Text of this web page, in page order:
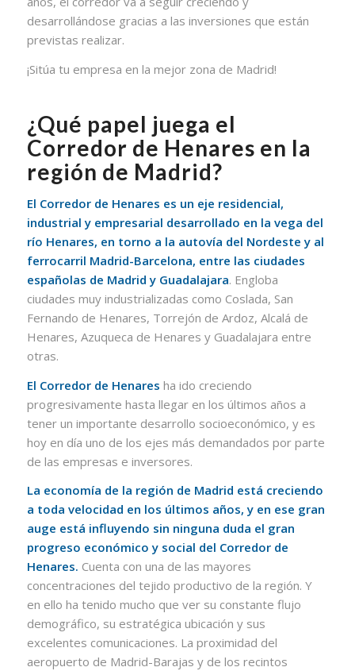
desarrollándose gracias a las inversiones que están
previstas realizar.
¡Sitúa tu empresa en la mejor zona de Madrid!
¿Qué papel juega el
Corredor de Henares en la
región de Madrid?
El Corredor de Henares es un eje residencial,
industrial y empresarial desarrollado en la vega del
río Henares, en torno a la autovía del Nordeste y al
ferrocarril Madrid-Barcelona, entre las ciudades
españolas de Madrid y Guadalajara. Engloba
ciudades muy industrializadas como Coslada, San
Fernando de Henares, Torrejón de Ardoz, Alcalá de
Henares, Azuqueca de Henares y Guadalajara entre
otras.
El Corredor de Henares ha ido creciendo
progresivamente hasta llegar en los últimos años a
tener un importante desarrollo socioeconómico, y es
hoy en día uno de los ejes más demandados por parte
de las empresas e inversores.
La economía de la región de Madrid está creciendo
a toda velocidad en los últimos años, y en ese gran
auge está influyendo sin ninguna duda el gran
progreso económico y social del Corredor de
Henares. Cuenta con una de las mayores
concentraciones del tejido productivo de la región. Y
en ello ha tenido mucho que ver su constante flujo
demográfico, su estratégica ubicación y sus
excelentes comunicaciones. La proximidad del
aeropuerto de Madrid-Barajas y de los recintos